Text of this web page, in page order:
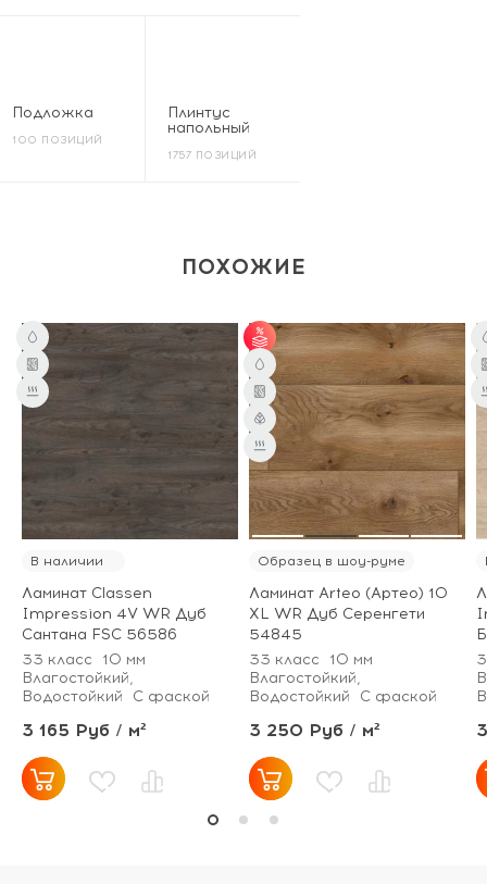
Подложка
100 ПОЗИЦИЙ
Плинтус
напольный
1757 ПОЗИЦИЙ
ПОХОЖИЕ
В наличии
Ламинат Classen
Impression 4V WR Дуб
Сантана FSC 56586
33 класс
10 мм
Влагостойкий,
Водостойкий
С фаской
3 165 Руб / м²
от 75 м² - скидка 7%;
от 101 м² - скидка
10%.
Образец в шоу-руме
Ламинат Arteo (Артео) 10
XL WR Дуб Серенгети
54845
33 класс
10 мм
Влагостойкий,
Водостойкий
С фаской
3 250 Руб / м²